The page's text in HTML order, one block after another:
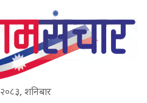
२०८३, शनिबार